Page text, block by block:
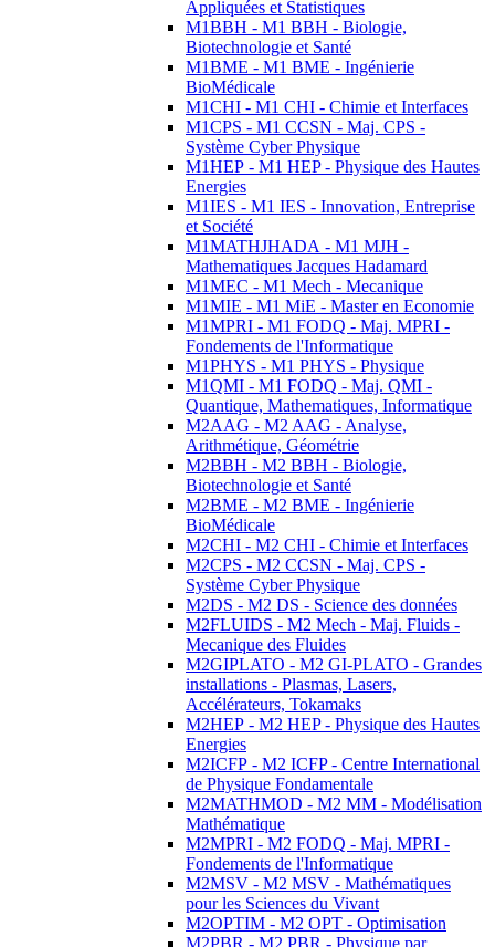
Appliquées et Statistiques
M1BBH - M1 BBH - Biologie,
Biotechnologie et Santé
M1BME - M1 BME - Ingénierie
BioMédicale
M1CHI - M1 CHI - Chimie et Interfaces
M1CPS - M1 CCSN - Maj. CPS -
Système Cyber Physique
M1HEP - M1 HEP - Physique des Hautes
Energies
M1IES - M1 IES - Innovation, Entreprise
et Société
M1MATHJHADA - M1 MJH -
Mathematiques Jacques Hadamard
M1MEC - M1 Mech - Mecanique
M1MIE - M1 MiE - Master en Economie
M1MPRI - M1 FODQ - Maj. MPRI -
Fondements de l'Informatique
M1PHYS - M1 PHYS - Physique
M1QMI - M1 FODQ - Maj. QMI -
Quantique, Mathematiques, Informatique
M2AAG - M2 AAG - Analyse,
Arithmétique, Géométrie
M2BBH - M2 BBH - Biologie,
Biotechnologie et Santé
M2BME - M2 BME - Ingénierie
BioMédicale
M2CHI - M2 CHI - Chimie et Interfaces
M2CPS - M2 CCSN - Maj. CPS -
Système Cyber Physique
M2DS - M2 DS - Science des données
M2FLUIDS - M2 Mech - Maj. Fluids -
Mecanique des Fluides
M2GIPLATO - M2 GI-PLATO - Grandes
installations - Plasmas, Lasers,
Accélérateurs, Tokamaks
M2HEP - M2 HEP - Physique des Hautes
Energies
M2ICFP - M2 ICFP - Centre International
de Physique Fondamentale
M2MATHMOD - M2 MM - Modélisation
Mathématique
M2MPRI - M2 FODQ - Maj. MPRI -
Fondements de l'Informatique
M2MSV - M2 MSV - Mathématiques
pour les Sciences du Vivant
M2OPTIM - M2 OPT - Optimisation
M2PBR - M2 PBR - Physique par